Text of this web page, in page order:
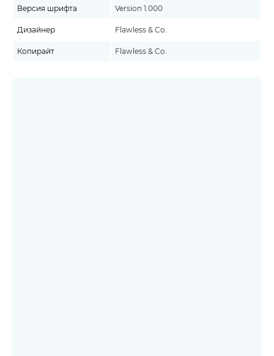
Версия шрифта Version 1.000
Дизайнер Flawless & Co.
Копирайт Flawless & Co.